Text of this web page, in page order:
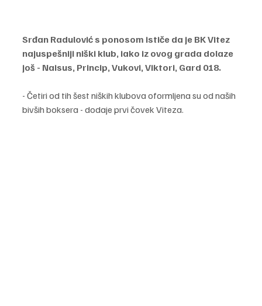
Srđan Radulović s ponosom ističe da je BK Vitez
najuspešniji niški klub, iako iz ovog grada dolaze
još - Naisus, Princip, Vukovi, Viktori, Gard 018.
- Četiri od tih šest niških klubova oformljena su od naših
bivših boksera - dodaje prvi čovek Viteza.